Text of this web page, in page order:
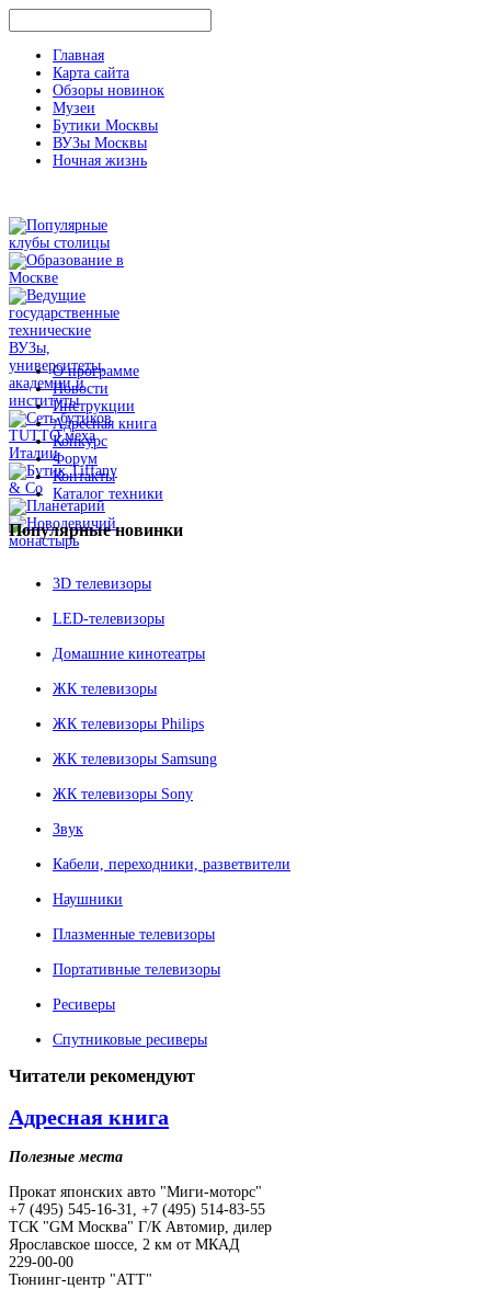
Главная
Карта сайта
Обзоры новинок
Музеи
Бутики Москвы
ВУЗы Москвы
Ночная жизнь
О программе
Новости
Инструкции
Адресная книга
Конкурс
Форум
Контакты
Каталог техники
Популярныеновинки
3D телевизоры
LED-телевизоры
Домашние кинотеатры
ЖК телевизоры
ЖК телевизоры Philips
ЖК телевизоры Samsung
ЖК телевизоры Sony
Звук
Кабели, переходники, разветвители
Наушники
Плазменные телевизоры
Портативные телевизоры
Ресиверы
Спутниковые ресиверы
Читатели рекомендуют
Адресная книга
Полезные места
Прокат японских авто "Миги-моторс"
+7 (495) 545-16-31, +7 (495) 514-83-55
ТСК "GM Москва" Г/К Автомир, дилер
Ярославское шоссе, 2 км от МКАД
229-00-00
Тюнинг-центр "АТТ"